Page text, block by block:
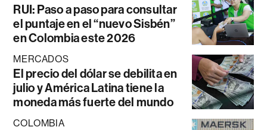
RUI: Paso a paso para consultar
el puntaje en el “nuevo Sisbén”
en Colombia este 2026
MERCADOS
El precio del dólar se debilita en
julio y América Latina tiene la
moneda más fuerte del mundo
COLOMBIA